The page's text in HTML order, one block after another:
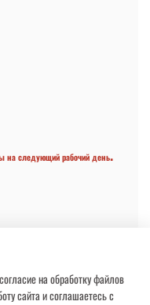
на следующий рабочий день.
на обработку файлов
сайта и соглашаетесь с